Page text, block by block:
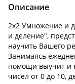
Описание
2x2 Умножение и
и деление",
научить Вашего
Занимаясь
помощи выучит и
чисел от 0 до 10,